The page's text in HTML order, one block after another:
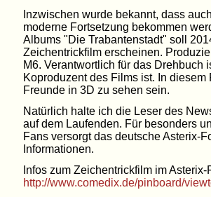
Inzwischen wurde bekannt, dass
moderne Fortsetzung bekommen
Albums "Die Trabantenstadt" soll
Zeichentrickfilm erscheinen.
M6. Verantwortlich für das Drehbuch
Koproduzent des Films ist. In
Freunde in 3D zu sehen sein.
Natürlich halte ich die Leser des
auf dem Laufenden. Für besonders
Fans versorgt das deutsche Asterix-
Informationen.
Infos zum Zeichentrickfilm im Asterix-
http://www.comedix.de/pinboard/